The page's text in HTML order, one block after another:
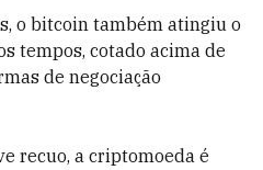
o bitcoin também atingiu o
tempos, cotado acima de
de negociação
recuo, a criptomoeda é